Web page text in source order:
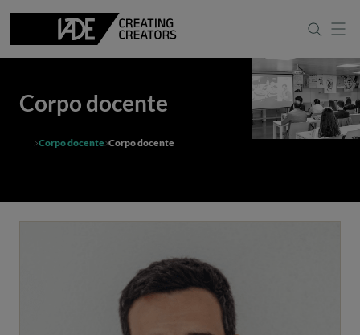
Corpo docente
Corpo docente Corpo docente